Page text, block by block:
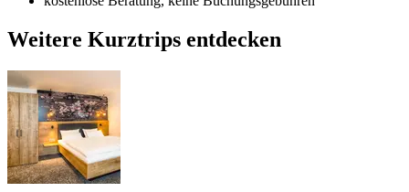
Weitere Kurztrips entdecken